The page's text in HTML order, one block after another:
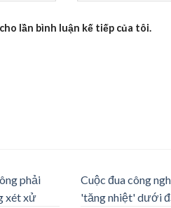
lần bình luận kế tiếp của tôi.
phải
xét xử
Cuộc đua công
'tăng nhiệt' dưới